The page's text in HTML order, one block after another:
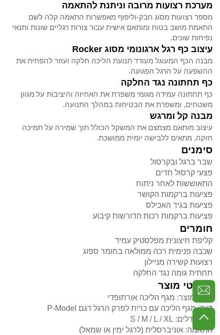
מערכת רצועות מרובה וניתנת להתאמה
מספר רצועות מסוג חבק-וליפוף מאפשרות התאמה קלה לשם
התאמת מושב בטוח ומותאם אישית עבור צורות רגליים שונות ותנאי
נפיחות שונים.
עיצוב כף רגל ארגונומי מסוג Rocker
מבנה הכף המעוגל מעודד תנועת הליכה חלקה ועוזר להפחית את
ההשפעה על הרגל הפגועה.
כף תחתונה נגד החלקה
כף תחתונה עמידה מגומי משפרת את האחיזה והיציבות על מגוון
משטחים, ומשפרת את הבטיחות במהלך התנועה.
מבנה קל ומרגש
עיצוב מותאם מצמצם את המשקל הכולל תוך שמירה על תמיכה
חזקה, מתאים ללבישה יומית ממושכת.
סימנים
שבר ברגל ובקרסול
פצעי קרסול חדים
התאוששות לאחר ניתוח
פציעות ברקמות הקושר
פציעות בגיד האכילס
פציעות ברקמות רכות הדורשות קיבוע
חומרים
קליפת חיצונית מפלסטיק עמיד
שכבה פנימית רכה ממולאה בחומר ספוג
רצועות קשירה מניילון
תחתית גומה נגד החלקה
מפרטי מוצר
סוג המוצר: מגף הליכה אורתופדי
דגם: מגף הליכה עם כרית לפרק הרגל דגם P-Model
טווח גדלים: S / M / L / XL
התאמה: אוניברסלית (לרגל ימין או שמאל)